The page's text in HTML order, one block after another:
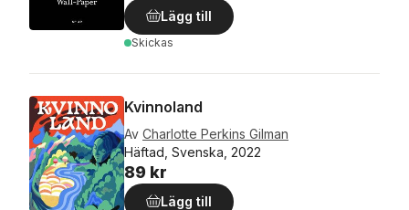
Lägg till
Skickas
Kvinnoland
Av Charlotte Perkins Gilman
Häftad, Svenska, 2022
89 kr
Lägg till